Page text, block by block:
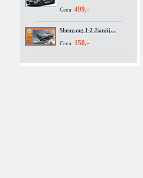
Cena: 499,-
Shenyang J-2 Jianjij…
Cena: 150,-